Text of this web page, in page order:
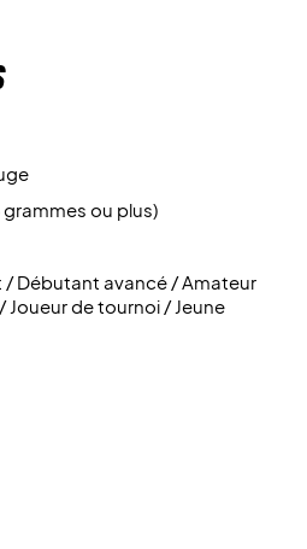
grammes ou plus)
/ Débutant avancé / Amateur
Joueur de tournoi / Jeune